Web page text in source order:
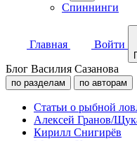
Спиннинги
Главная Войти
Блог Василия Сазанова
по разделам по авторам
Статьи о рыбной
Алексей Гранов/
Кирилл Снигирёв